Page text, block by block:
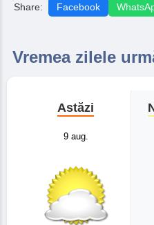
Share: Facebook
Vremea zilele
Astăzi
9 aug.